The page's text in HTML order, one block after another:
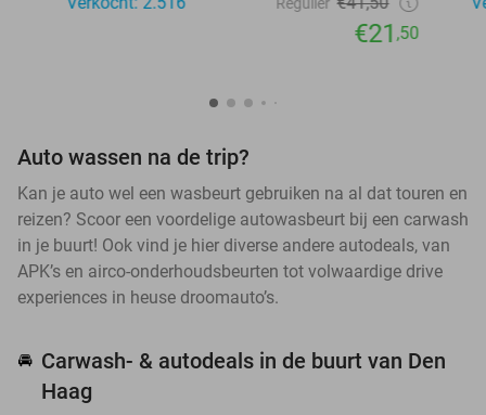
€21,50
Auto wassen na de trip?
Kan je auto wel een wasbeurt gebruiken na al dat touren en
reizen? Scoor een voordelige autowasbeurt bij een carwash
in je buurt! Ook vind je hier diverse andere autodeals, van
APK’s en airco-onderhoudsbeurten tot volwaardige drive
experiences in heuse droomauto’s.
🚘 Carwash- & autodeals in de buurt van Den
Haag